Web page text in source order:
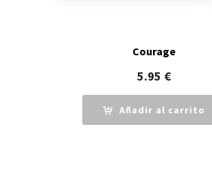
Courage
5.95 €
Añadir al carrito